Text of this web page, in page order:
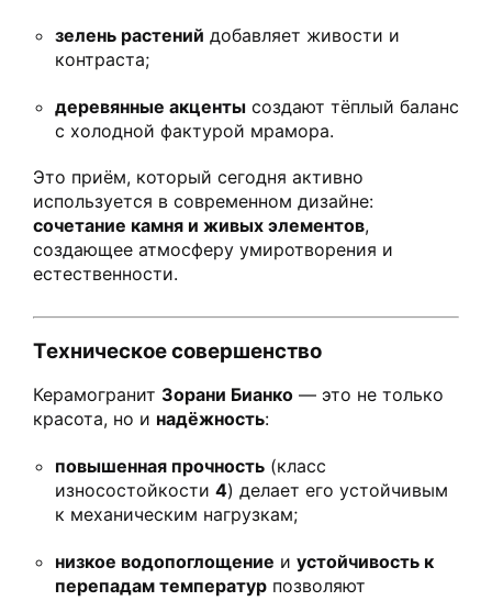
зелень растений добавляет живости и
контраста;
деревянные акценты создают тёплый баланс
с холодной фактурой мрамора.
Это приём, который сегодня активно
используется в современном дизайне:
сочетание камня и живых элементов,
создающее атмосферу умиротворения и
естественности.
Техническое совершенство
Керамогранит Зорани Бианко — это не только
красота, но и надёжность:
повышенная прочность (класс
износостойкости 4) делает его устойчивым
к механическим нагрузкам;
низкое водопоглощение и устойчивость к
перепадам температур позволяют